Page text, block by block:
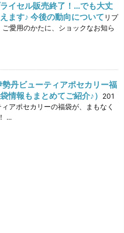
ライセル販売終了！…でも大丈
ます♪ 今後の動向について リプ
愛用のかたに、ショックなお知ら
丹ビューティアポセカリー福
情報もまとめてご紹介♪） 201
アポセカリーの福袋が、まもなく
...